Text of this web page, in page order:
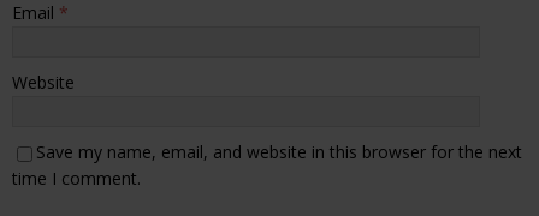
Email *
Website
Save my name, email, and website in this browser for the next
time I comment.